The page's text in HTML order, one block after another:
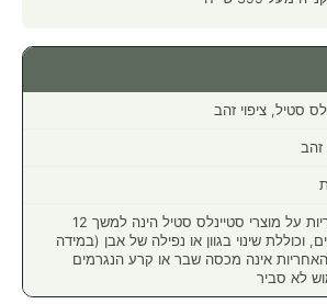
סטיל, ציפוי זהב
האחריות על מוצרי סטיינלס סטיל הינה למשך 12
וכוללת שינוי בגוון או נפילה של אבן (במידה
האחריות אינה מכסה שבר או קרע הנגרמים
לא סביר